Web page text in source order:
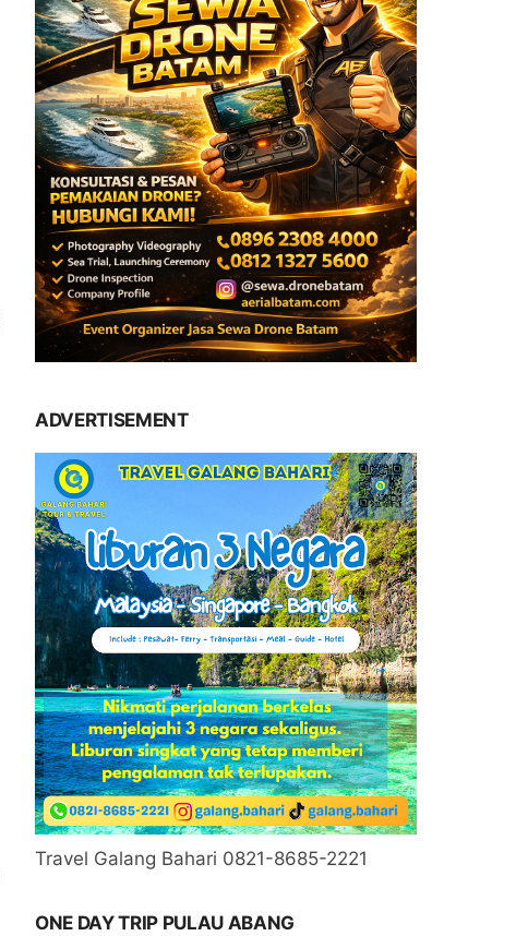
ADVERTISEMENT
Travel Galang Bahari 0821-8685-2221
ONE DAY TRIP PULAU ABANG